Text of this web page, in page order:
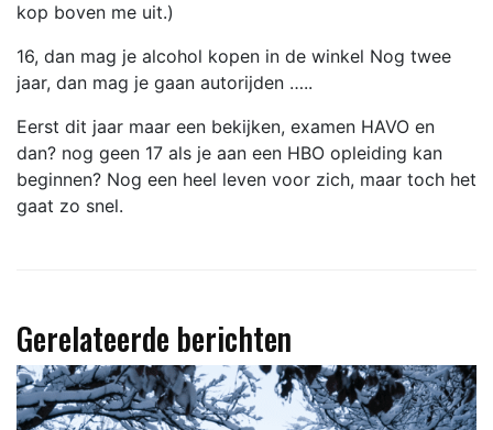
kop boven me uit.)
16, dan mag je alcohol kopen in de winkel Nog twee
jaar, dan mag je gaan autorijden …..
Eerst dit jaar maar een bekijken, examen HAVO en
dan? nog geen 17 als je aan een HBO opleiding kan
beginnen? Nog een heel leven voor zich, maar toch het
gaat zo snel.
Gerelateerde berichten